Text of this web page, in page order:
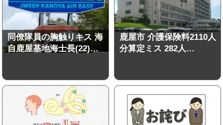
同僚隊員の胸触りキス 海
自鹿屋基地海士長(22)…
鹿屋市 介護保険料2110人
分算定ミス 282人…